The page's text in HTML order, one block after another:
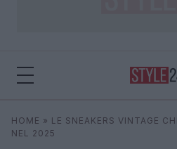
Cerca
HOME » LE SNEAKERS VINTAGE
NEL 2025